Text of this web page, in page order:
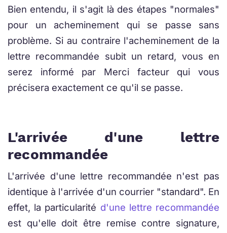
Bien entendu, il s'agit là des étapes "normales"
pour un acheminement qui se passe sans
problème. Si au contraire l'acheminement de la
lettre recommandée subit un retard, vous en
serez informé par Merci facteur qui vous
précisera exactement ce qu'il se passe.
L'arrivée d'une lettre
recommandée
L'arrivée d'une lettre recommandée n'est pas
identique à l'arrivée d'un courrier "standard". En
effet, la particularité d'une lettre recommandée
est qu'elle doit être remise contre signature,